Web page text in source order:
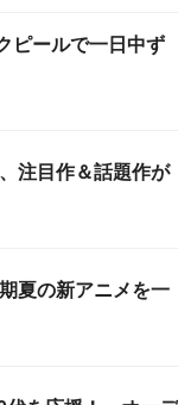
ピールで一日中ず
注目作＆話題作が
夏の新アニメを一